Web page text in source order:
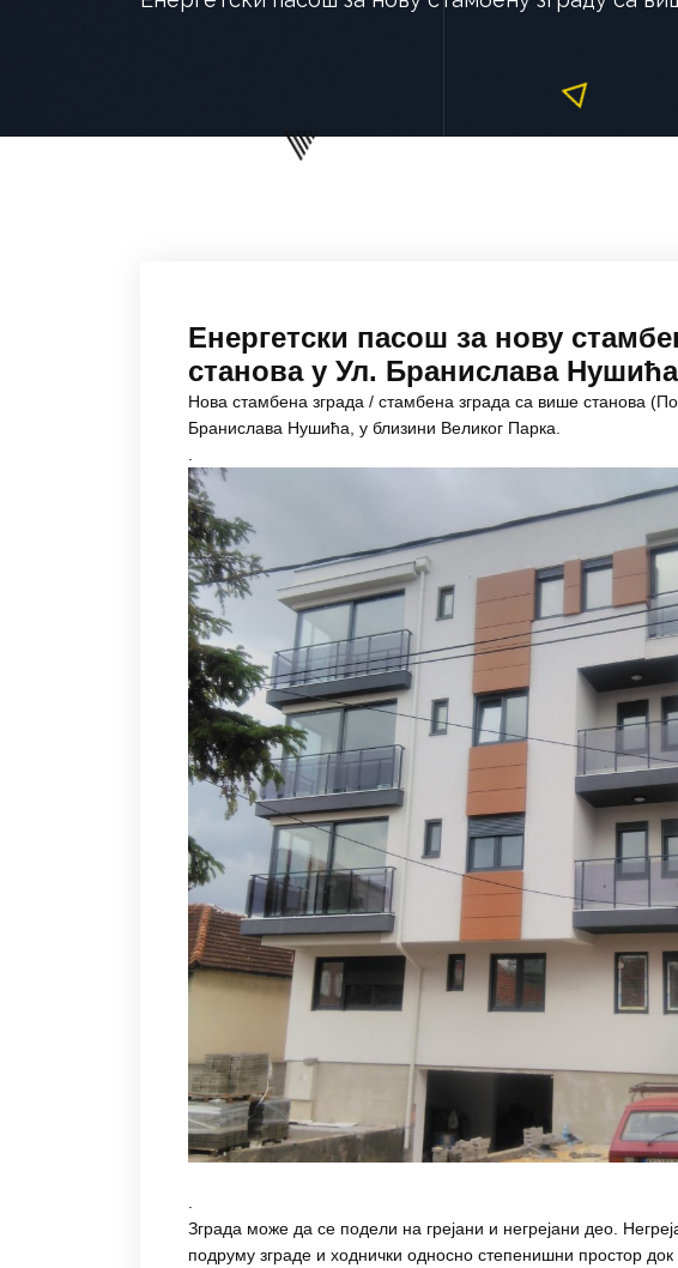
Енергетски пасош за нову
станова у Ул. Бранислава Нушића
Нова стамбена зграда / стамбена зграда са више станова
Бранислава Нушића, у близини Великог Парка.
.
Зграда може да се подели на грејани и негрејани део.
подруму зграде и ходнички односно степенишни простор